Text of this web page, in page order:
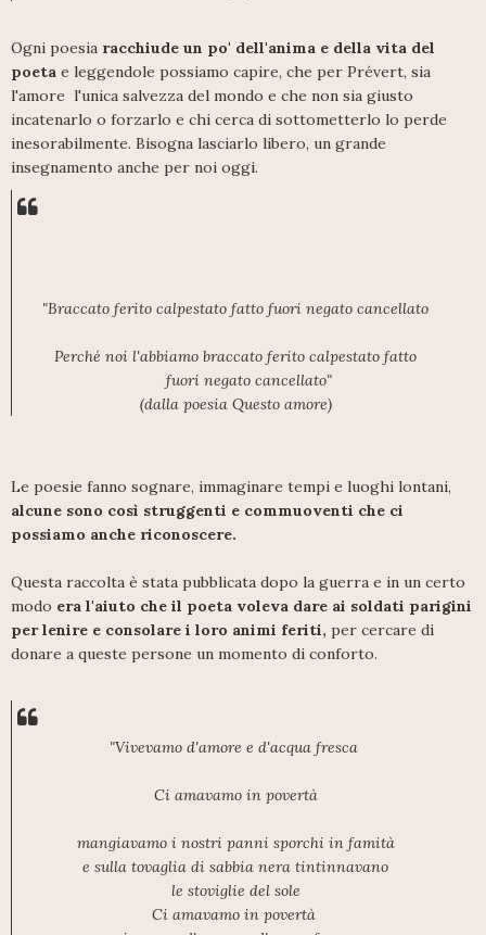
Ogni poesia racchiude un po' dell'anima e della vita del
poeta e leggendole possiamo capire, che per Prévert, sia
l'amore l'unica salvezza del mondo e che non sia giusto
incatenarlo o forzarlo e chi cerca di sottometterlo lo perde
inesorabilmente. Bisogna lasciarlo libero, un grande
insegnamento anche per noi oggi.
"Braccato ferito calpestato fatto fuori negato cancellato
Perché noi l'abbiamo braccato ferito calpestato fatto
fuori negato cancellato"
(dalla poesia Questo amore)
Le poesie fanno sognare, immaginare tempi e luoghi lontani,
alcune sono così struggenti e commuoventi che ci
possiamo anche riconoscere.
Questa raccolta è stata pubblicata dopo la guerra e in un certo
modo era l'aiuto che il poeta voleva dare ai soldati parigini
per lenire e consolare i loro animi feriti, per cercare di
donare a queste persone un momento di conforto.
"Vivevamo d'amore e d'acqua fresca
Ci amavamo in povertà
mangiavamo i nostri panni sporchi in famità
e sulla tovaglia di sabbia nera tintinnavano
le stoviglie del sole
Ci amavamo in povertà